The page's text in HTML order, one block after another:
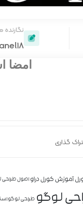
امضا
گذاری
آموزش کورل دراواصول طراحی
لوگو طراحی لوگو